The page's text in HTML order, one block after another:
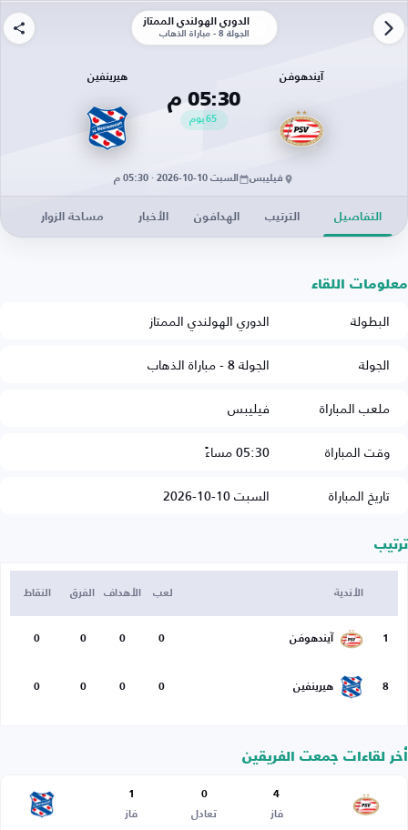
الدوري الهولندي الممتاز
الجولة 8 - مباراة الذهاب
آيندهوفن
05:30 م
65يوم
هيرينفين
فيليبس السبت 10-10-2026 · 05:30 م
التفاصيل الترتيب الهدافون الأخبار مساحة الزوار
معلومات اللقاء
البطولة
الدوري الهولندي الممتاز
الجولة
الجولة 8 - مباراة الذهاب
ملعب المباراة
فيليبس
وقت المباراة
05:30 مساءً
تاريخ المباراة
السبت 10-10-2026
ترتيب
الأندية لعب الأهداف الفرق النقاط
1 آيندهوفن 0
0
0
0
8 هيرينفين 0
0
0
0
أخر لقاءات جمعت الفريقين
4
فاز
0
تعادل
1
فاز